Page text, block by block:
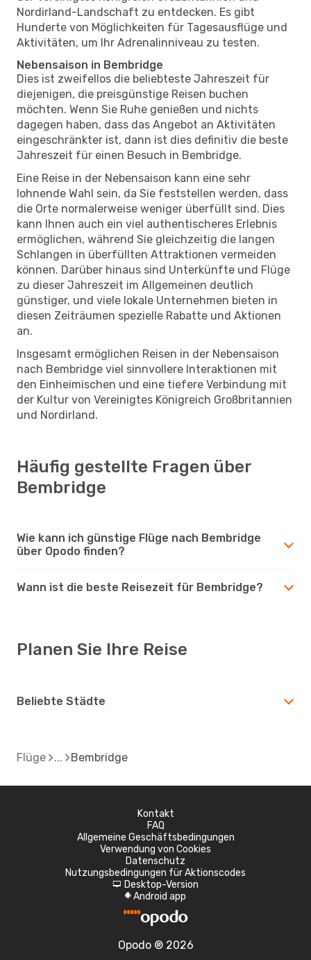
Nordirland-Landschaft zu entdecken. Es gibt
Hunderte von Möglichkeiten für Tagesausflüge und
Aktivitäten, um Ihr Adrenalinniveau zu testen.
Nebensaison in Bembridge
Dies ist zweifellos die beliebteste Jahreszeit für
diejenigen, die preisgünstige Reisen buchen
möchten. Wenn Sie Ruhe genießen und nichts
dagegen haben, dass das Angebot an Aktivitäten
eingeschränkter ist, dann ist dies definitiv die beste
Jahreszeit für einen Besuch in Bembridge.
Eine Reise in der Nebensaison kann eine sehr
lohnende Wahl sein, da Sie feststellen werden, dass
die Orte normalerweise weniger überfüllt sind. Dies
kann Ihnen auch ein viel authentischeres Erlebnis
ermöglichen, während Sie gleichzeitig die langen
Schlangen in überfüllten Attraktionen vermeiden
können. Darüber hinaus sind Unterkünfte und Flüge
zu dieser Jahreszeit im Allgemeinen deutlich
günstiger, und viele lokale Unternehmen bieten in
diesen Zeiträumen spezielle Rabatte und Aktionen
an.
Insgesamt ermöglichen Reisen in der Nebensaison
nach Bembridge viel sinnvollere Interaktionen mit
den Einheimischen und eine tiefere Verbindung mit
der Kultur von Vereinigtes Königreich Großbritannien
und Nordirland.
Häufig gestellte Fragen über
Bembridge
Wie kann ich günstige Flüge nach Bembridge
über Opodo finden?
Wann ist die beste Reisezeit für Bembridge?
Planen Sie Ihre Reise
Beliebte Städte
Flüge Bembridge
Kontakt
FAQ
Allgemeine Geschäftsbedingungen
Verwendung von Cookies
Datenschutz
Nutzungsbedingungen für Aktionscodes
d Desktop-Version
A Android app
Opodo ® 2026